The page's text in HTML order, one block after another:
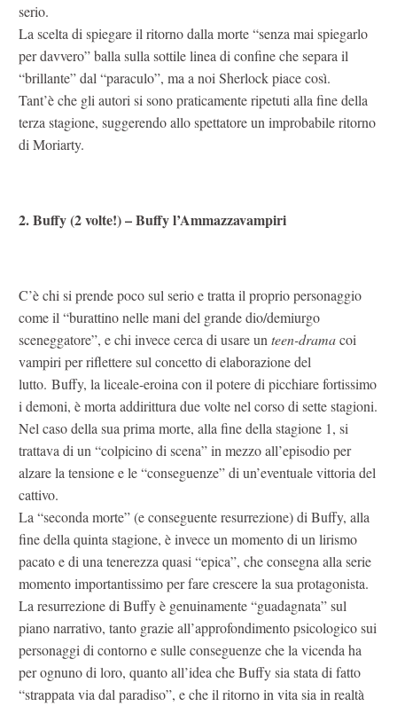
serio.
La scelta di spiegare il ritorno dalla morte “senza mai spiegarlo
per davvero” balla sulla sottile linea di confine che separa il
“brillante” dal “paraculo”, ma a noi Sherlock piace così.
Tant’è che gli autori si sono praticamente ripetuti alla fine della
terza stagione, suggerendo allo spettatore un improbabile ritorno
di Moriarty.
2. Buffy (2 volte!) – Buffy l’Ammazzavampiri
C’è chi si prende poco sul serio e tratta il proprio personaggio
come il “burattino nelle mani del grande dio/demiurgo
sceneggatore”, e chi invece cerca di usare unteen-dramacoi
vampiri per riflettere sul concetto di elaborazione del
lutto. Buffy, la liceale-eroina con il potere di picchiare fortissimo
i demoni, è morta addirittura due volte nel corso di sette stagioni.
Nel caso della sua prima morte, alla fine della stagione 1, si
trattava di un “colpicino di scena” in mezzo all’episodio per
alzare la tensione e le “conseguenze” di un’eventuale vittoria del
cattivo.
La “seconda morte” (e conseguente resurrezione) di Buffy, alla
fine della quinta stagione, è invece un momento di un lirismo
pacato e di una tenerezza quasi “epica”, che consegna alla serie
momento importantissimo per fare crescere la sua protagonista.
La resurrezione di Buffy è genuinamente “guadagnata” sul
piano narrativo, tanto grazie all’approfondimento psicologico sui
personaggi di contorno e sulle conseguenze che la vicenda ha
per ognuno di loro, quanto all’idea che Buffy sia stata di fatto
“strappata via dal paradiso”, e che il ritorno in vita sia in realtà